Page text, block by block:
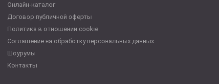
Онлайн-каталог
Договор публичной оферты
Политика в отношении cookie
Соглашение на обработку персональных данных
Шоурумы
Контакты